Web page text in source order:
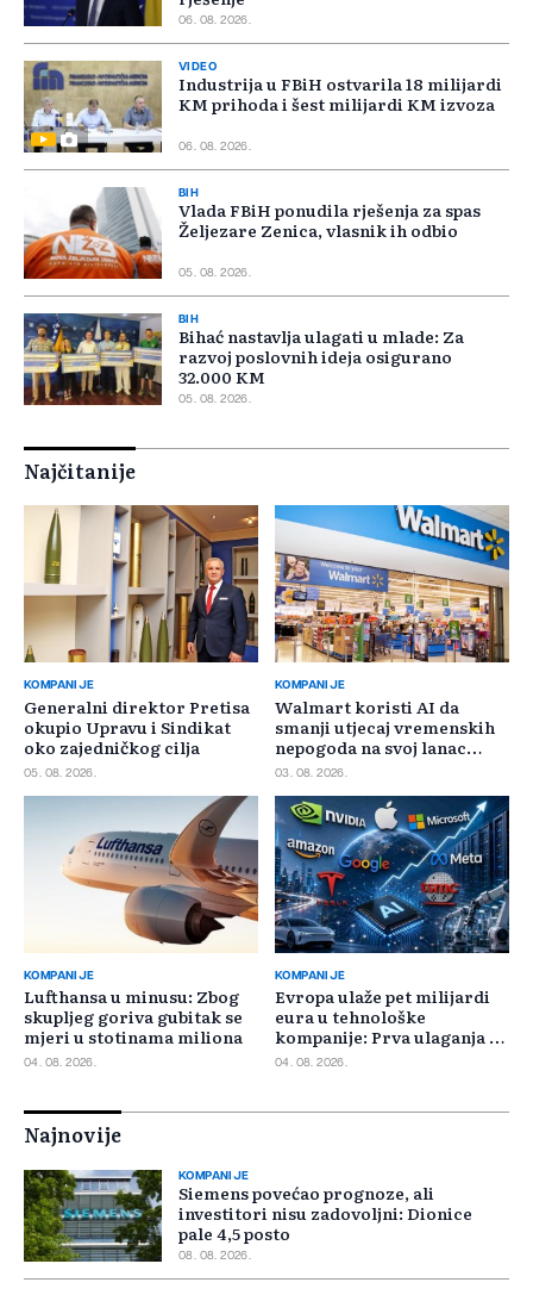
06. 08. 2026.
VIDEO
Industrija u FBiH ostvarila 18 milijardi
KM prihoda i šest milijardi KM izvoza
06. 08. 2026.
BIH
Vlada FBiH ponudila rješenja za spas
Željezare Zenica, vlasnik ih odbio
05. 08. 2026.
BIH
Bihać nastavlja ulagati u mlade: Za
razvoj poslovnih ideja osigurano
32.000 KM
05. 08. 2026.
Najčitanije
KOMPANIJE
Generalni direktor Pretisa
okupio Upravu i Sindikat
oko zajedničkog cilja
05. 08. 2026.
KOMPANIJE
Walmart koristi AI da
smanji utjecaj vremenskih
nepogoda na svoj lanac
snabdijevanja
03. 08. 2026.
KOMPANIJE
Lufthansa u minusu: Zbog
skupljeg goriva gubitak se
mjeri u stotinama miliona
04. 08. 2026.
KOMPANIJE
Evropa ulaže pet milijardi
eura u tehnološke
kompanije: Prva ulaganja na
jesen
04. 08. 2026.
Najnovije
KOMPANIJE
Siemens povećao prognoze, ali
investitori nisu zadovoljni: Dionice
pale 4,5 posto
08. 08. 2026.